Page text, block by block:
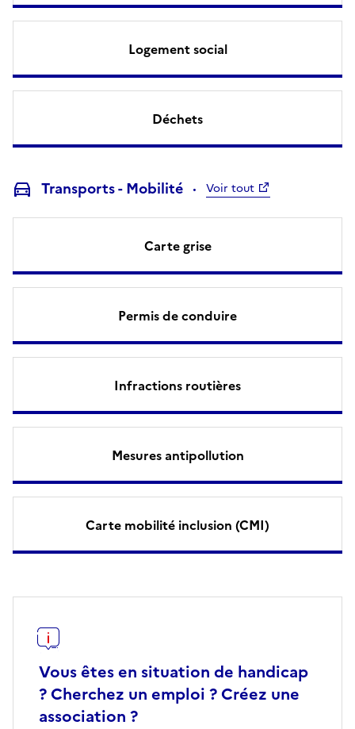
Logement social
Déchets
Transports - Mobilité Voir tout
Carte grise
Permis de conduire
Infractions routières
Mesures antipollution
Carte mobilité inclusion (CMI)
Vous êtes en situation de handicap
? Cherchez un emploi ? Créez une
association ?